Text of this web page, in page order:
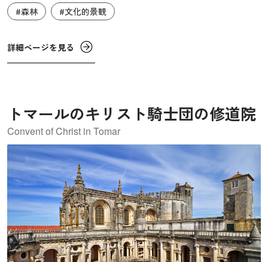
#森林
#文化的景観
詳細ページを見る
トマールのキリスト騎士団の修道院
Convent of Christ in Tomar